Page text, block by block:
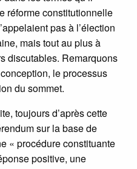
réforme constitutionnelle
pas à l’élection
mais tout au plus à
discutables. Remarquons
le processus
du sommet.
toujours d’après cette
sur la base de
« procédure constituante
positive, une